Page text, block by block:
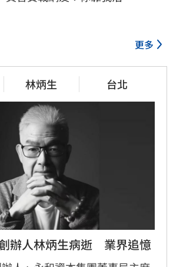
更多
林炳生 台北
辦人林炳生病逝　業界追憶